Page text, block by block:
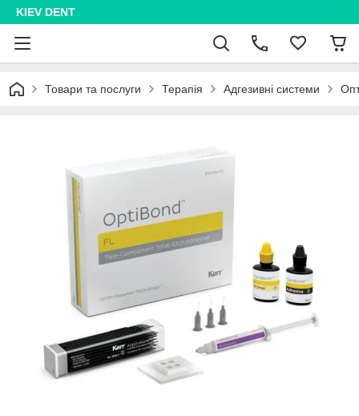
KIEV DENT
Товари та послуги Терапія Адгезивні системи